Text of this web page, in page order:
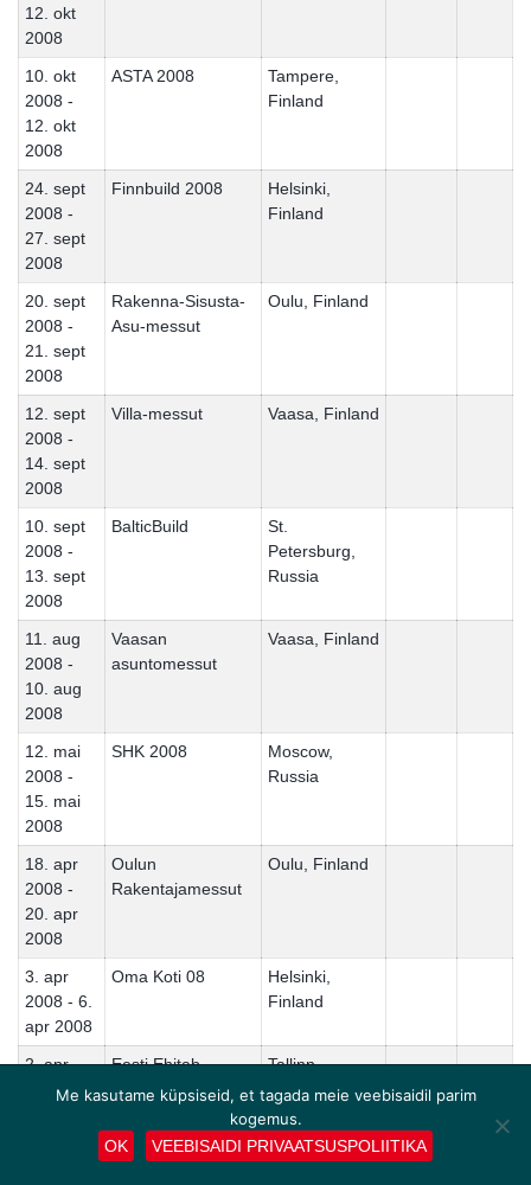
12. okt
2008
10. okt
2008 -
12. okt
2008
ASTA 2008
Tampere,
Finland
24. sept
2008 -
27. sept
2008
Finnbuild 2008
Helsinki,
Finland
20. sept
2008 -
21. sept
2008
Rakenna-Sisusta-
Asu-messut
Oulu, Finland
12. sept
2008 -
14. sept
2008
Villa-messut Vaasa, Finland
10. sept
2008 -
13. sept
2008
BalticBuild
St.
Petersburg,
Russia
11. aug
2008 -
10. aug
2008
Vaasan
asuntomessut
Vaasa, Finland
12. mai
2008 -
15. mai
2008
SHK 2008
Moscow,
Russia
18. apr
2008 -
20. apr
2008
Oulun
Rakentajamessut
Oulu, Finland
3. apr
2008 - 6.
apr 2008
Oma Koti 08
Helsinki,
Finland
2. apr
2008 - 5.
Eesti Ehitab
Estbuild 2008
Tallinn,
Estonia
Nordbygg 2008
Stockholm,
Me kasutame küpsiseid, et tagada meie veebisaidil parim
kogemus.
OK
VEEBISAIDI PRIVAATSUSPOLIITIKA